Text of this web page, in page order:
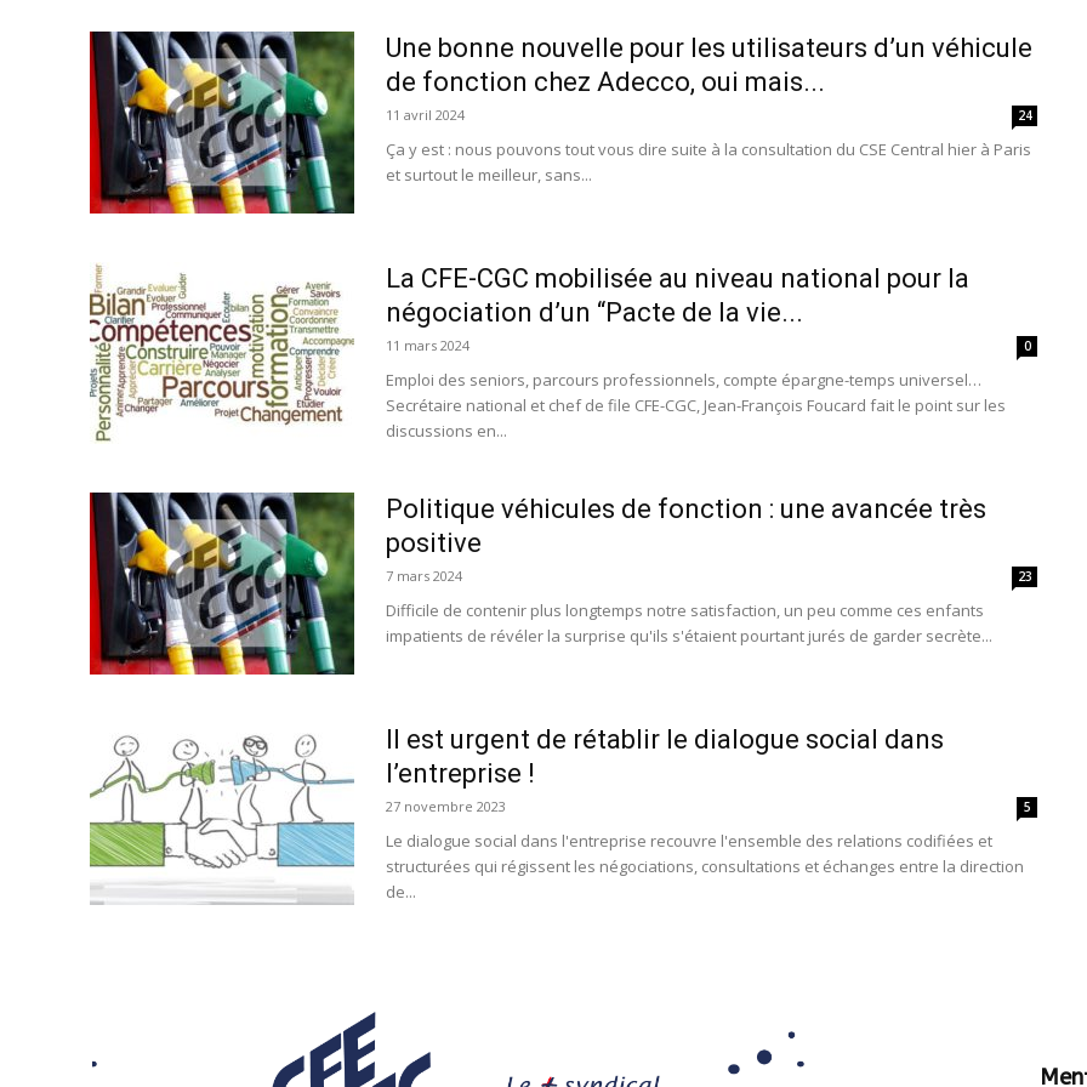
Une bonne nouvelle pour les utilisateurs d’un véhicule
de fonction chez Adecco, oui mais...
11 avril 2024 24
Ça y est : nous pouvons tout vous dire suite à la consultation du CSE Central hier à Paris
et surtout le meilleur, sans...
La CFE-CGC mobilisée au niveau national pour la
négociation d’un “Pacte de la vie...
11 mars 2024 0
Emploi des seniors, parcours professionnels, compte épargne-temps universel…
Secrétaire national et chef de file CFE-CGC, Jean-François Foucard fait le point sur les
discussions en...
Politique véhicules de fonction : une avancée très
positive
7 mars 2024 23
Difficile de contenir plus longtemps notre satisfaction, un peu comme ces enfants
impatients de révéler la surprise qu'ils s'étaient pourtant jurés de garder secrète...
Il est urgent de rétablir le dialogue social dans
l’entreprise !
27 novembre 2023 5
Le dialogue social dans l'entreprise recouvre l'ensemble des relations codifiées et
structurées qui régissent les négociations, consultations et échanges entre la direction
de...